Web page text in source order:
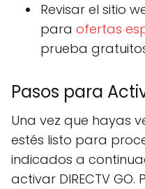
Revisar el sitio
para ofertas
prueba
Pasos para
Una vez que hayas
estés listo para
indicados a
activar DIRECTV